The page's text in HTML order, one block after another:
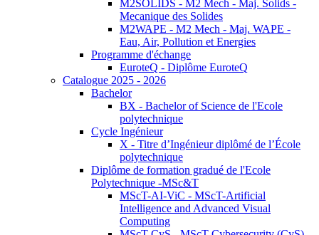
M2SOLIDS - M2 Mech - Maj. Solids -
Mecanique des Solides
M2WAPE - M2 Mech - Maj. WAPE -
Eau, Air, Pollution et Energies
Programme d'échange
EuroteQ - Diplôme EuroteQ
Catalogue 2025 - 2026
Bachelor
BX - Bachelor of Science de l'Ecole
polytechnique
Cycle Ingénieur
X - Titre d’Ingénieur diplômé de l’École
polytechnique
Diplôme de formation gradué de l'Ecole
Polytechnique -MSc&T
MScT-AI-ViC - MScT-Artificial
Intelligence and Advanced Visual
Computing